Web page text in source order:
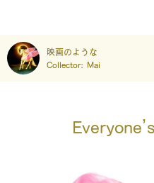
映画のような
Collector: Mai